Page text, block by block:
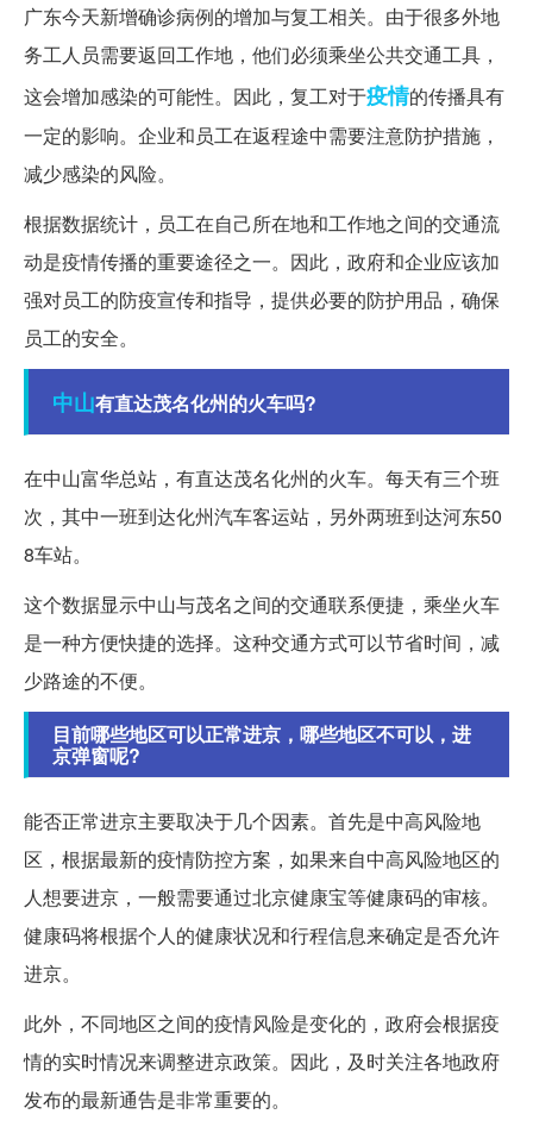
广东今天新增确诊病例的增加与复工相关。由于很多外地
务工人员需要返回工作地，他们必须乘坐公共交通工具，
这会增加感染的可能性。因此，复工对于疫情的传播具有
一定的影响。企业和员工在返程途中需要注意防护措施，
减少感染的风险。
根据数据统计，员工在自己所在地和工作地之间的交通流
动是疫情传播的重要途径之一。因此，政府和企业应该加
强对员工的防疫宣传和指导，提供必要的防护用品，确保
员工的安全。
中山有直达茂名化州的火车吗?
在中山富华总站，有直达茂名化州的火车。每天有三个班
次，其中一班到达化州汽车客运站，另外两班到达河东50
8车站。
这个数据显示中山与茂名之间的交通联系便捷，乘坐火车
是一种方便快捷的选择。这种交通方式可以节省时间，减
少路途的不便。
目前哪些地区可以正常进京，哪些地区不可以，进
京弹窗呢?
能否正常进京主要取决于几个因素。首先是中高风险地
区，根据最新的疫情防控方案，如果来自中高风险地区的
人想要进京，一般需要通过北京健康宝等健康码的审核。
健康码将根据个人的健康状况和行程信息来确定是否允许
进京。
此外，不同地区之间的疫情风险是变化的，政府会根据疫
情的实时情况来调整进京政策。因此，及时关注各地政府
发布的最新通告是非常重要的。